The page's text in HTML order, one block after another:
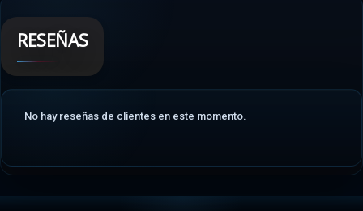
RESEÑAS
No hay reseñas de clientes en este momento.